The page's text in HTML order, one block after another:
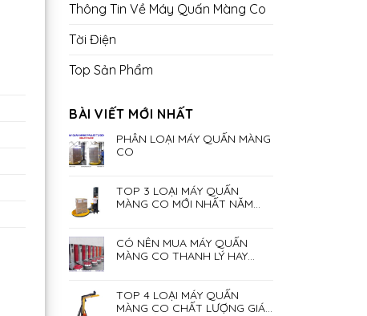
Thông Tin Về Máy Quấn Màng Co
Tời Điện
Top Sản Phẩm
BÀI VIẾT MỚI NHẤT
PHÂN LOẠI MÁY QUẤN MÀNG
CO
TOP 3 LOẠI MÁY QUẤN
MÀNG CO MỚI NHẤT NĂM
CÓ NÊN MUA MÁY QUẤN
MÀNG CO THANH LÝ HAY
TOP 4 LOẠI MÁY QUẤN
MÀNG CO CHẤT LƯỢNG GIÁ